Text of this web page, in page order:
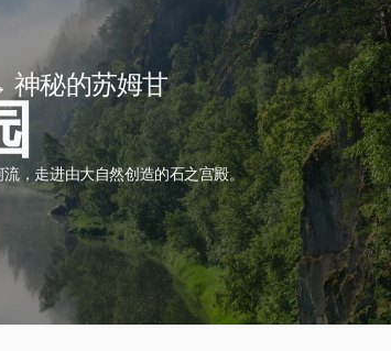
神秘的苏姆甘
，走进由大自然创造的石之宫殿。